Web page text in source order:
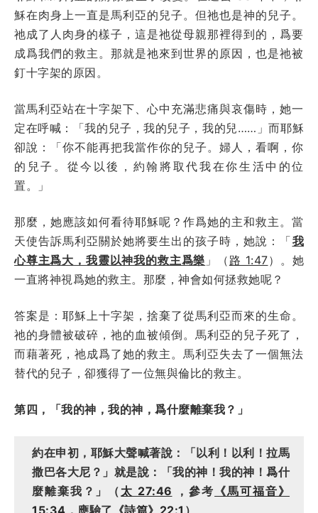
穌在肉身上一直是馬利亞的兒子。但祂也是神的兒子。
祂成了人肉身的樣子，這是祂從母親那裡得到的，爲要
成爲我們的救主。那就是祂來到世界的原因，也是祂被
釘十字架的原因。
當馬利亞站在十字架下、心中充滿悲痛與哀傷時，她一
定在呼喊：「我的兒子，我的兒子，我的兒……」而耶穌
卻說：「你不能再把我當作你的兒子。婦人，看啊，你
的兒子。從今以後，約翰將取代我在你生活中的位
置。」
那麼，她應該如何看待耶穌呢？作爲她的主和救主。當
天使告訴馬利亞關於她將要生出的孩子時，她說：「我
心尊主爲大，我靈以神我的救主爲樂 」（ 路 1:47）。她
一直將神視爲她的救主。那麼，神會如何拯救她呢？
答案是：耶穌上十字架，捨棄了從馬利亞而來的生命。
祂的身體被破碎，祂的血被傾倒。馬利亞的兒子死了，
而藉著死，祂成爲了她的救主。馬利亞失去了一個無法
替代的兒子，卻獲得了一位無與倫比的救主。
第四，「我的神，我的神，爲什麼離棄我？」
約在申初，耶穌大聲喊著說：「以利！以利！拉馬
撒巴各大尼？」就是說：「我的神！我的神！爲什
麼離棄我？」（ 太 27:46 ，參考 《馬可福音》
15:34 ，應驗了 《詩篇》22:1 ）